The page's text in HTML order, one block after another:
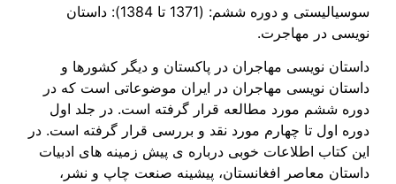
سوسیالیستی و دوره ششم: (1371 تا 1384): داستان
نویسی در مهاجرت.
داستان نویسی مهاجران در پاکستان و دیگر کشورها و
داستان نویسی مهاجران در ایران موضوعاتی است که در
دوره ششم مورد مطالعه قرار گرفته است. در جلد اول
دوره اول تا چهارم مورد نقد و بررسی قرار گرفته است. در
این کتاب اطلاعات خوبی درباره ی پیش زمینه های ادبیات
داستان معاصر افغانستان، پیشینه صنعت چاپ و نشر،